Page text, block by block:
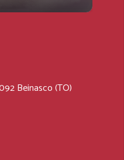
Beinasco (TO)